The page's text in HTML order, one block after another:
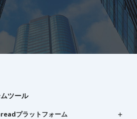
ツール
プラットフォーム